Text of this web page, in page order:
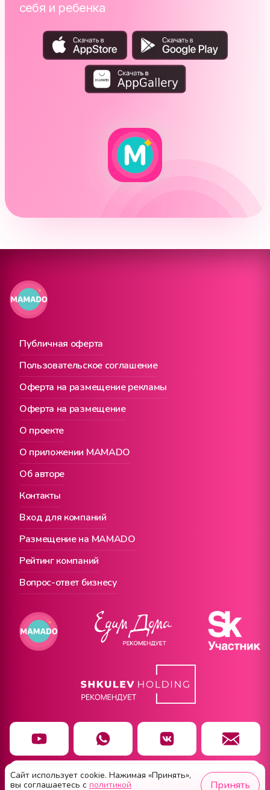
себя и ребенка
Публичная оферта
О проекте
Вход для компаний
Пользовательское соглашение
О приложении MAMADO
Размещение на MAMADO
Оферта на размещение рекламы
Об авторе
Рейтинг компаний
Оферта на размещение
Контакты
Вопрос-ответ бизнесу
Чат заботы
Сайт использует cookie. Нажимая «Принять»,
вы соглашаетесь с политикой
Принять